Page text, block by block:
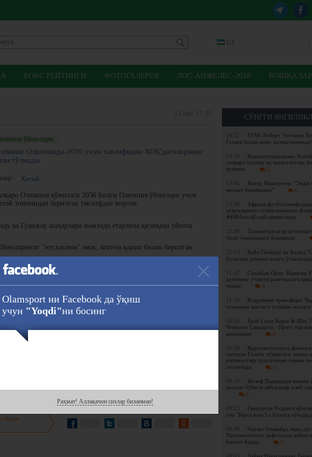
UZ
БОКС РЕЙТИНГИ ФОТОГАЛЕРЕЯ ЛОС-АНЖЕЛЕС-2028 БОШҚАЛАР
СЎНГГИ
14:52
БУМ! Роберт Уиттакер
Гусков билан жанг қилиш ниятида!
14:19
Курашчиларимизни
халқаро турнир ва машғулотлар
кутяпти
0
13:45
Конор Макгрегор: "Энди
меҳнат бошланади"
0
13:08
Африка футбол
ҳуқуқларини сотиш жанжали
ФИФАни қўллаб-қувватлади
12:39
Тошкентда оғир атлетика
Осиё чемпионати бошланди
12:13
Кайл Снайдер ва Аҳмед
ўртасида реванш жанги ўтказилади
11:47
Canadian Open. Камилла
дунёнинг учинчи ракеткасига
чиқди
0
11:24
Родрининг трансфери
тахминан қанчага тушиши маълум
10:59
Saint Louis Rapid & Blitz
Чемпион Синдаров - Прагг
аниқланди
0
10:28
Қирғизистондаги
ортидан Ғалаба чўққисига чиқиш
алпинистлар рухсатнома олиши
этилмоқда
0
09:56
Жозеф Паркердан кокаин
допинг бўйича айбловлар олиб
0
09:23
Гвардиола Родрига
уни "Барселона"га ўтишга
08:49
Чарльз Оливейра яқин
Насиментонинг вафотидан кейин
баёнот берди
0
ўйинлари
Олимпиада-2036 учун таклифидан ХОҚ'дагиларнинг
тўлмади
: Хитой
Олимпия қўмитаси 2036 йилги Олимпия ўйинлари учун
томонидан берилган таклифдан норози.
ва Гуанжоу шаҳарлари номзоди етарлича қизиқиш уйғота
"нусҳасини" эмас, янгича қараш билан берилган
қилган: 2008 йилда Пекинда ёзги, 2022 йил эса қишки
учун Ҳиндистон, Қатар, Чили, Туркия ва Индонезия номзоди
Ҳавола :
билан
Olamsport ни Facebook да ўқиш
учун "Yoqdi"ни босинг
Раҳмат! Аллақачон сизлар биланман!